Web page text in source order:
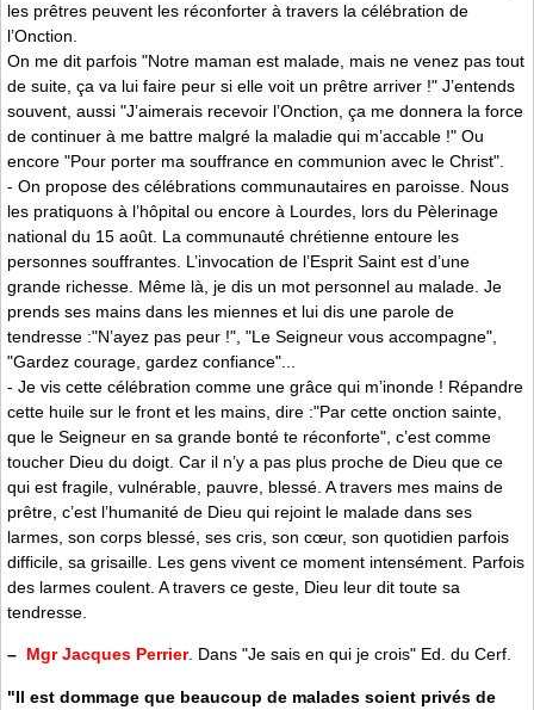
les prêtres peuvent les réconforter à travers la célébration de
l’Onction.
On me dit parfois "Notre maman est malade, mais ne venez pas tout
de suite, ça va lui faire peur si elle voit un prêtre arriver !" J’entends
souvent, aussi "J’aimerais recevoir l’Onction, ça me donnera la force
de continuer à me battre malgré la maladie qui m’accable !" Ou
encore "Pour porter ma souffrance en communion avec le Christ".
- On propose des célébrations communautaires en paroisse. Nous
les pratiquons à l’hôpital ou encore à Lourdes, lors du Pèlerinage
national du 15 août. La communauté chrétienne entoure les
personnes souffrantes. L’invocation de l’Esprit Saint est d’une
grande richesse. Même là, je dis un mot personnel au malade. Je
prends ses mains dans les miennes et lui dis une parole de
tendresse :"N’ayez pas peur !", "Le Seigneur vous accompagne",
"Gardez courage, gardez confiance"...
- Je vis cette célébration comme une grâce qui m’inonde ! Répandre
cette huile sur le front et les mains, dire :"Par cette onction sainte,
que le Seigneur en sa grande bonté te réconforte", c’est comme
toucher Dieu du doigt. Car il n’y a pas plus proche de Dieu que ce
qui est fragile, vulnérable, pauvre, blessé. A travers mes mains de
prêtre, c’est l’humanité de Dieu qui rejoint le malade dans ses
larmes, son corps blessé, ses cris, son cœur, son quotidien parfois
difficile, sa grisaille. Les gens vivent ce moment intensément. Parfois
des larmes coulent. A travers ce geste, Dieu leur dit toute sa
tendresse.
– Mgr Jacques Perrier. Dans "Je sais en qui je crois" Ed. du Cerf.
"Il est dommage que beaucoup de malades soient privés de